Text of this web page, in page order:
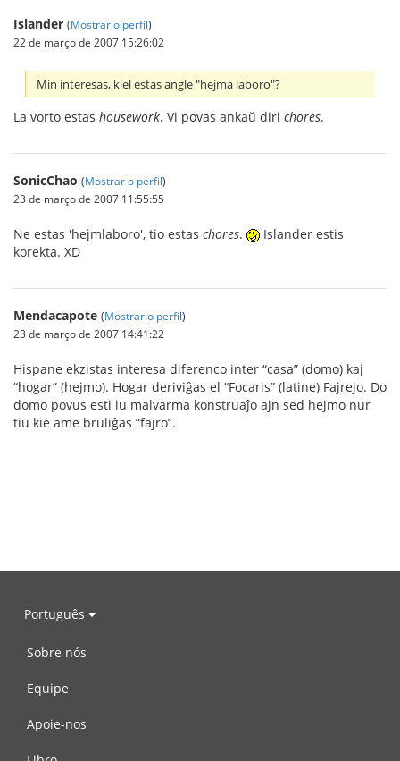
Islander (Mostrar o perfil)
22 de março de 2007 15:26:02
Min interesas, kiel estas angle "hejma laboro"?
La vorto estas housework. Vi povas ankaŭ diri chores.
SonicChao (Mostrar o perfil)
23 de março de 2007 11:55:55
Ne estas 'hejmlaboro', tio estas chores.
Islander estis
korekta. XD
Mendacapote (Mostrar o perfil)
23 de março de 2007 14:41:22
Hispane ekzistas interesa diferenco inter “casa” (domo) kaj
“hogar” (hejmo). Hogar deriviĝas el “Focaris” (latine) Fajrejo. Do
domo povus esti iu malvarma konstruaĵo ajn sed hejmo nur
tiu kie ame bruliĝas “fajro”.
Português
Sobre nós
Equipe
Apoie-nos